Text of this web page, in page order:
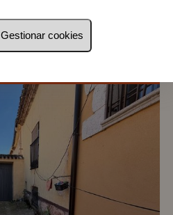
Mapa
Gestionar cookies